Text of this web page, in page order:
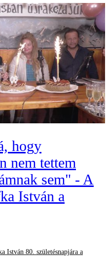
hogy
nem tettem
sem" - A
István a
István 80. születésnapjára a